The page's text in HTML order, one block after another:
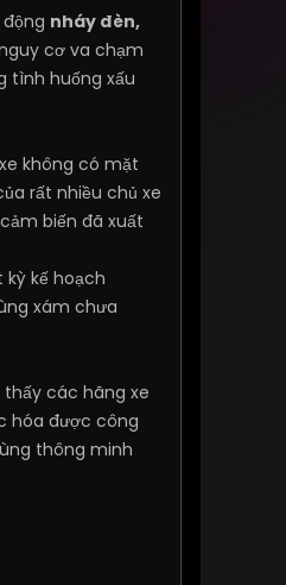
nháy đèn,
cơ va chạm
tình huống xấu
không có mặt
rất nhiều chủ xe
biến đã xuất
kỳ kế hoạch
xám chưa
các hãng xe
hóa được công
thông minh